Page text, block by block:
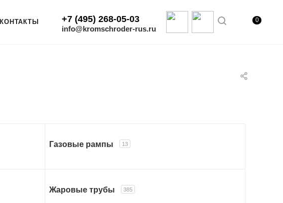
КОНТАКТЫ +7 (495) 268-05-03
info@kromschroder-rus.ru
0
Газовые рампы 13
Жаровые трубы 385